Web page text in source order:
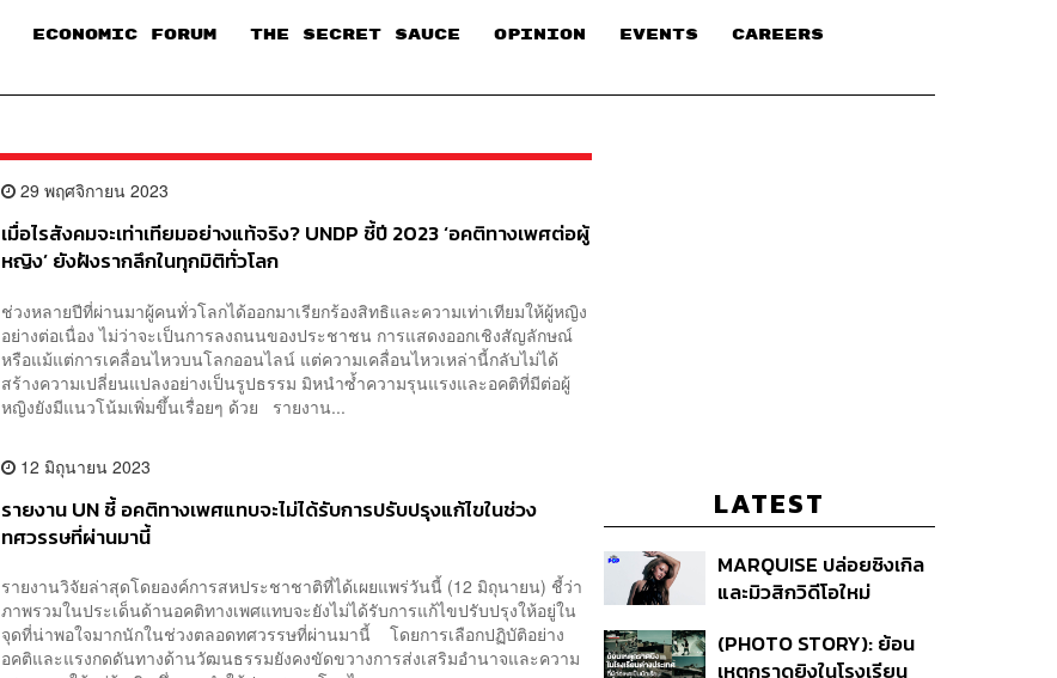
ECONOMIC FORUM THE SECRET SAUCE​ OPINION EVENTS CAREERS
29 พฤศจิกายน 2023
เมื่อไรสังคมจะเท่าเทียมอย่างแท้จริง? UNDP ชี้ปี 2023 ‘อคติทางเพศต่อผู้
หญิง’ ยังฝังรากลึกในทุกมิติทั่วโลก
ช่วงหลายปีที่ผ่านมาผู้คนทั่วโลกได้ออกมาเรียกร้องสิทธิและความเท่าเทียมให้ผู้หญิง
อย่างต่อเนื่อง ไม่ว่าจะเป็นการลงถนนของประชาชน การแสดงออกเชิงสัญลักษณ์
หรือแม้แต่การเคลื่อนไหวบนโลกออนไลน์ แต่ความเคลื่อนไหวเหล่านี้กลับไม่ได้
สร้างความเปลี่ยนแปลงอย่างเป็นรูปธรรม มิหนำซ้ำความรุนแรงและอคติที่มีต่อผู้
หญิงยังมีแนวโน้มเพิ่มขึ้นเรื่อยๆ ด้วย รายงาน...
12 มิถุนายน 2023
รายงาน UN ชี้ อคติทางเพศแทบจะไม่ได้รับการปรับปรุงแก้ไขในช่วง
ทศวรรษที่ผ่านมานี้
รายงานวิจัยล่าสุดโดยองค์การสหประชาชาติที่ได้เผยแพร่วันนี้ (12 มิถุนายน) ชี้ว่า
ภาพรวมในประเด็นด้านอคติทางเพศแทบจะยังไม่ได้รับการแก้ไขปรับปรุงให้อยู่ใน
จุดที่น่าพอใจมากนักในช่วงตลอดทศวรรษที่ผ่านมานี้ โดยการเลือกปฏิบัติอย่าง
อคติและแรงกดดันทางด้านวัฒนธรรมยังคงขัดขวางการส่งเสริมอำนาจและความ
LATEST
MARQUISE ปล่อยซิงเกิล
และมิวสิกวิดีโอใหม่
สัมพันธ์สุด Toxic
(PHOTO STORY): ย้อน
เหตุกราดยิงในโรงเรียน